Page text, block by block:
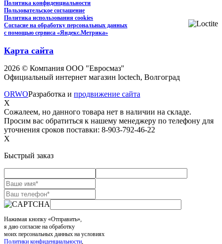
Политика конфиденциальности
Пользовательское соглашение
Политика использования cookies
Согласие на обработку персональных данных
с помощью сервиса «Яндекс.Метрика»
Карта сайта
2026 © Компания ООО "Евросмаз"
Официальный интернет магазин loctech, Волгоград
ORWOРазработка и продвижение сайта
X
Сожалеем, но данного товара нет в наличии на складе.
Просим вас обратиться к нашему менеджеру по телефону для
уточнения сроков поставки: 8-903-792-46-22
X
Быстрый заказ
Нажимая кнопку «Отправить»,
я даю согласие на обработку
моих персональных данных на условиях
Политики конфиденциальности